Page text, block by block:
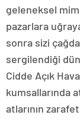
geleneksel
pazarlara
sonra sizi
sergilendiği
Cidde Açık
kumsallarında
atlarının